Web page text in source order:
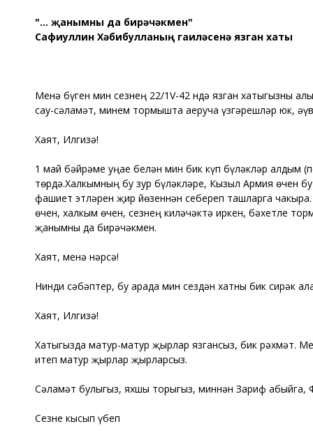
"... җанымны да бирәчәкмен"
Сафиуллин Хәбибулланың гаиләсенә язган хаты
Менә бүген мин сезнең 22/1V-42 ндә язган хатыгызны
сау-сәламәт, минем тормышта аеруча үзгәрешләр юк,
Хаят, Илгизә!
1 май бәйрәме уңае белән мин бик күп бүләкләр алдым
төрдә.Халкымның бу зур бүләкләре, Кызыл Армия өчен
фашиет этләрен җир йөзеннән себереп ташларга
өчен, халкым өчен, сезнең киләчәктә иркен, бәхетле
җанымны да бирәчәкмен.
Хаят, менә нәрсә!
Нинди сәбәптер, бу арада мин сездән хатны бик сирәк
Хаят, Илгизә!
Хатыгызда матур-матур җырлар язгансыз, бик рәхмәт.
итеп матур җырлар җырларсыз.
Сәламәт булыгыз, яхшы торыгыз, миннән Зариф абыйга,
Сезне кысып үбеп